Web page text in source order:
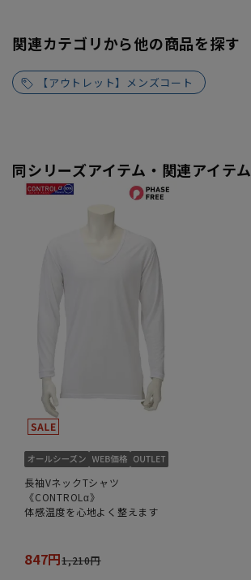
関連カテゴリから他の商品を探す
【アウトレット】メンズコート
同シリーズアイテム・関連アイテム
長袖VネックTシャツ
《CONTROLα》
体感温度を心地よく整えます
847円1,210円